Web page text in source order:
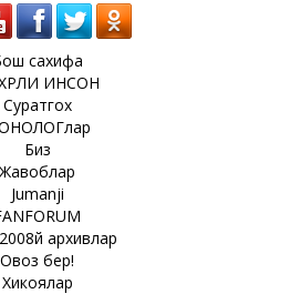
сахифа
ИНСОН
Суратгох
Биз
Жавоблар
Jumanji
архивлар
Овоз бер!
Хикоялар